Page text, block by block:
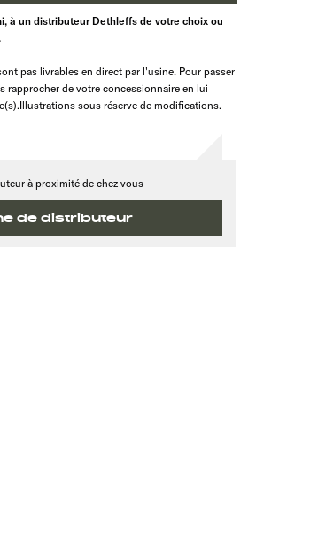
à un distributeur Dethleffs de votre choix ou
pas livrables en direct par l'usine. Pour passer
rapprocher de votre concessionnaire en lui
sous réserve de modifications.
à proximité de chez vous
de distributeur